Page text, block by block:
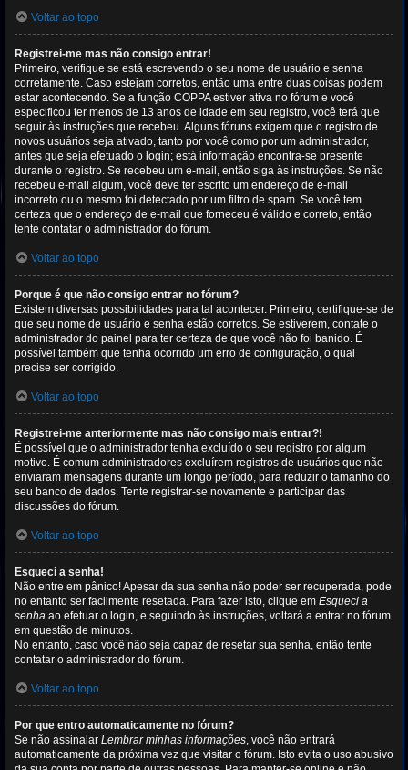
Voltar ao topo
Registrei-me mas não consigo entrar!
Primeiro, verifique se está escrevendo o seu nome de usuário e senha
corretamente. Caso estejam corretos, então uma entre duas coisas podem
estar acontecendo. Se a função COPPA estiver ativa no fórum e você
especificou ter menos de 13 anos de idade em seu registro, você terá que
seguir às instruções que recebeu. Alguns fóruns exigem que o registro de
novos usuários seja ativado, tanto por você como por um administrador,
antes que seja efetuado o login; está informação encontra-se presente
durante o registro. Se recebeu um e-mail, então siga às instruções. Se não
recebeu e-mail algum, você deve ter escrito um endereço de e-mail
incorreto ou o mesmo foi detectado por um filtro de spam. Se você tem
certeza que o endereço de e-mail que forneceu é válido e correto, então
tente contatar o administrador do fórum.
Voltar ao topo
Porque é que não consigo entrar no fórum?
Existem diversas possibilidades para tal acontecer. Primeiro, certifique-se de
que seu nome de usuário e senha estão corretos. Se estiverem, contate o
administrador do painel para ter certeza de que você não foi banido. É
possível também que tenha ocorrido um erro de configuração, o qual
precise ser corrigido.
Voltar ao topo
Registrei-me anteriormente mas não consigo mais entrar?!
É possível que o administrador tenha excluído o seu registro por algum
motivo. É comum administradores excluírem registros de usuários que não
enviaram mensagens durante um longo período, para reduzir o tamanho do
seu banco de dados. Tente registrar-se novamente e participar das
discussões do fórum.
Voltar ao topo
Esqueci a senha!
Não entre em pânico! Apesar da sua senha não poder ser recuperada, pode
no entanto ser facilmente resetada. Para fazer isto, clique em Esqueci a
senha ao efetuar o login, e seguindo às instruções, voltará a entrar no fórum
em questão de minutos.
No entanto, caso você não seja capaz de resetar sua senha, então tente
contatar o administrador do fórum.
Voltar ao topo
Por que entro automaticamente no fórum?
Se não assinalar Lembrar minhas informações, você não entrará
automaticamente da próxima vez que visitar o fórum. Isto evita o uso abusivo